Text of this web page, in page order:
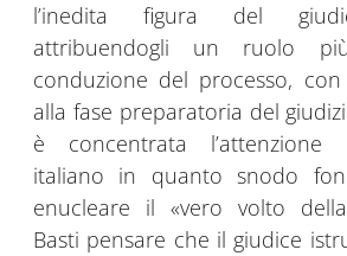
l’inedita figura del
attribuendogli un ruolo
conduzione del processo,
alla fase preparatoria del
è concentrata l’attenzione
italiano in quanto snodo
enucleare il «vero volto
Basti pensare che il giudice